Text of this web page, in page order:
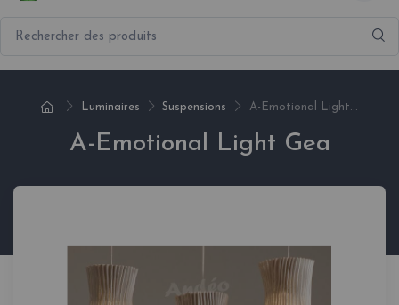
Luminaires Suspensions A-Emotional Light...
A-Emotional Light Gea